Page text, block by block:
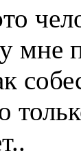
мне